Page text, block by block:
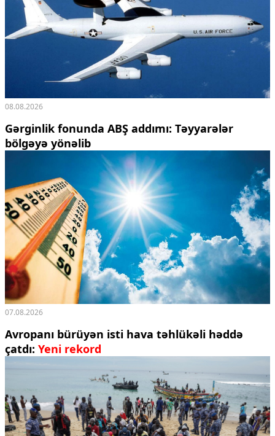
08.08.2026
Gərginlik fonunda ABŞ addımı: Təyyarələr
bölgəyə yönəlib
07.08.2026
Avropanı bürüyən isti hava təhlükəli həddə
çatdı: Yeni rekord